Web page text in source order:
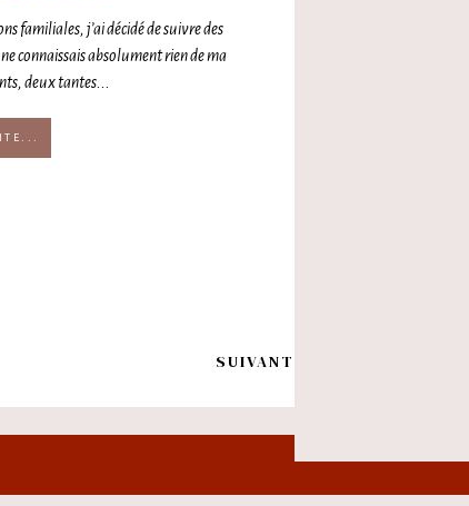
familiales, j’ai décidé de suivre des
connaissais absolument rien de ma
deux tantes...
SUIVANT